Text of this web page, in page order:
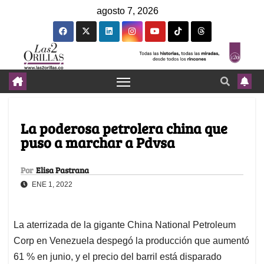
agosto 7, 2026
La poderosa petrolera china que
puso a marchar a Pdvsa
Por Elisa Pastrana
ENE 1, 2022
La aterrizada de la gigante China National Petroleum
Corp en Venezuela despegó la producción que aumentó
61 % en junio, y el precio del barril está disparado